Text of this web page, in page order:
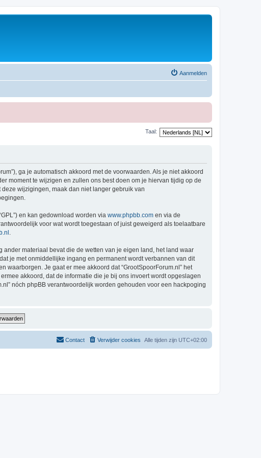
Aanmelden
Taal:
ga je automatisch akkoord met de voorwaarden. Als je niet akkoord
moment te wijzigen en zullen ons best doen om je hiervan tijdig op de
wijzigingen, maak dan niet langer gebruik van
en kan gedownload worden via www.phpbb.com en via de
voor wat wordt toegestaan of juist geweigerd als toelaatbare
.
materiaal bevat die de wetten van je eigen land, het land waar
je met onmiddellijke ingang en permanent wordt verbannen van dit
Je gaat er mee akkoord dat “GrootSpoorForum.nl” het
akkoord, dat de informatie die je bij ons invoert wordt opgeslagen
nóch phpBB verantwoordelijk worden gehouden voor een hackpoging
Alle tijden zijn UTC+02:00
Verwijder cookies
Contact